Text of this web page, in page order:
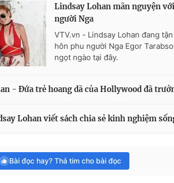
Lindsay Lohan mãn nguyện
người Nga
VTV.vn - Lindsay Lohan đang
hôn phu người Nga Egor
ngọt ngào tại đây.
- Đứa trẻ hoang dã của Hollywood đã
Lohan viết sách chia sẻ kinh nghiệm
Bài đọc hay? Thả tim cho bài đọc